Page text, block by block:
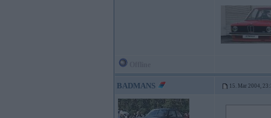
BADMANS 15. Mar 2004,